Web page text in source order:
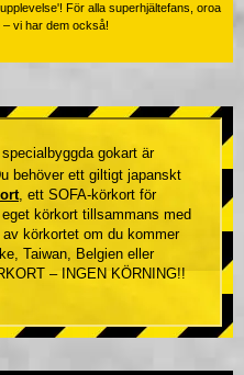
För alla superhjältefans, oroa
– vi har dem också!
gokart är
behöver ett giltigt japanskt
, ett SOFA-körkort för
körkort tillsammans med
körkortet om du kommer
Taiwan, Belgien eller
– INGEN KÖRNING!!